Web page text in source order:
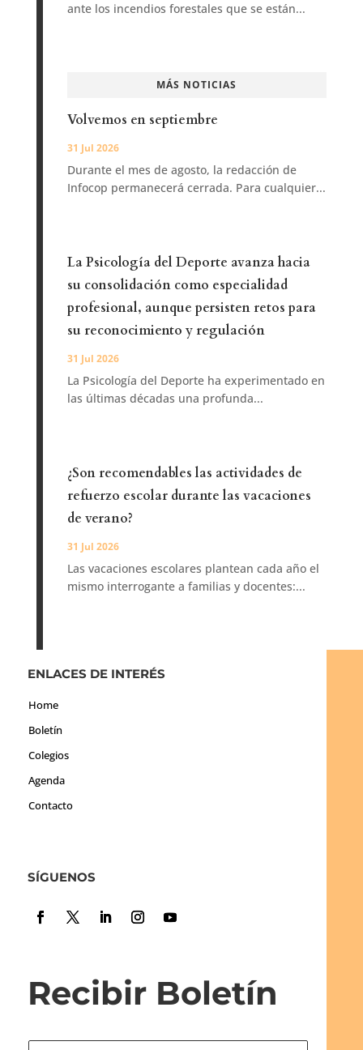
ante los incendios forestales que se están...
MÁS NOTICIAS
Volvemos en septiembre
31 Jul 2026
Durante el mes de agosto, la redacción de
Infocop permanecerá cerrada. Para cualquier...
La Psicología del Deporte avanza hacia
su consolidación como especialidad
profesional, aunque persisten retos para
su reconocimiento y regulación
31 Jul 2026
La Psicología del Deporte ha experimentado en
las últimas décadas una profunda...
¿Son recomendables las actividades de
refuerzo escolar durante las vacaciones
de verano?
31 Jul 2026
Las vacaciones escolares plantean cada año el
mismo interrogante a familias y docentes:...
ENLACES DE INTERÉS
Home
Boletín
Colegios
Agenda
Contacto
SÍGUENOS
Recibir Boletín